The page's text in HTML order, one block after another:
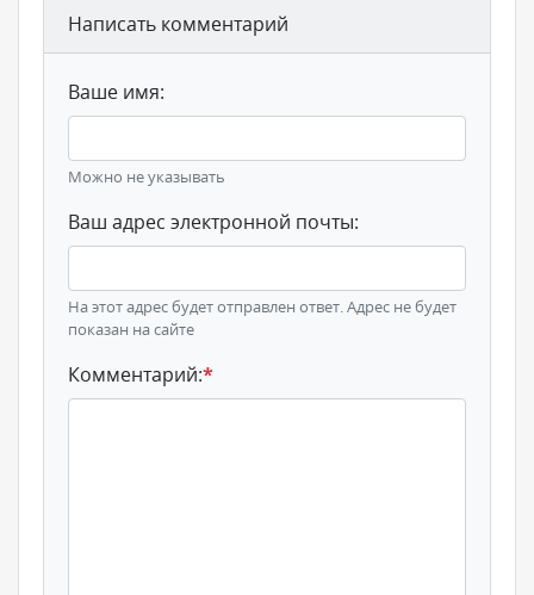
Написать комментарий
Ваше имя:
Можно не указывать
Ваш адрес электронной почты:
На этот адрес будет отправлен ответ. Адрес не будет
показан на сайте
Комментарий:*